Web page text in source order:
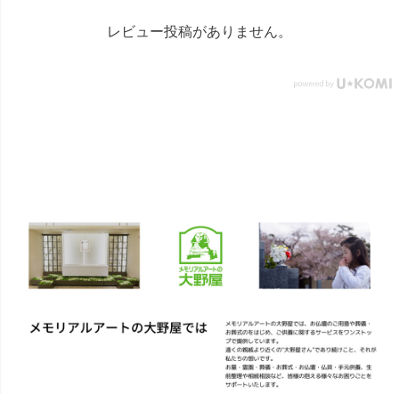
レビュー投稿がありません。